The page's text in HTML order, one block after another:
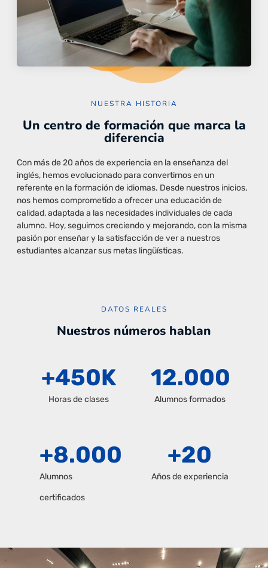
NUESTRA HISTORIA
Un centro de formación que marca la
diferencia
Con más de 20 años de experiencia en la enseñanza del
inglés, hemos evolucionado para convertirnos en un
referente en la formación de idiomas. Desde nuestros inicios,
nos hemos comprometido a ofrecer una educación de
calidad, adaptada a las necesidades individuales de cada
alumno. Hoy, seguimos creciendo y mejorando, con la misma
pasión por enseñar y la satisfacción de ver a nuestros
estudiantes alcanzar sus metas lingüísticas.
DATOS REALES
Nuestros números hablan
Horas de clases
+450K
Alumnos formados
12.000
Alumnos
certificados
+8.000
Años de experiencia
+20